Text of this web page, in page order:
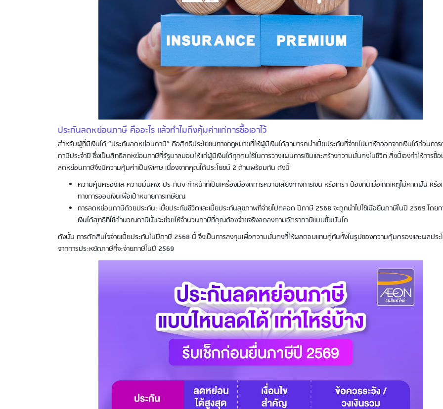
ประกันลดหย่อนภาษี คืออะไร แล้วทำไมถึงคุ้มค่าแก่การซื้อเอาไว้
สำหรับผู้ที่มีเงินได้ “ประกันลดหย่อนภาษี” คือสิทธิประโยชน์ทางกฎหมายที่ให้ผู้มีเงินได้สามารถนำเบี้ยประกันที่จ่ายไปมาหักออกจากเงินได้ก่อนกา
ภาษีประจำปี ซึ่งเป็นสิทธิลดหย่อนภาษีที่รัฐบาลมอบให้แก่ผู้มีเงินได้ทุกคนใช้ในการวางแผนการเงินและสร้างความมั่นคงในชีวิต สิ่งนี้เองทำให้การซื้
ลดหย่อนภาษีจึงมีความคุ้มค่าเป็นพิเศษ เนื่องจากคุณได้ประโยชน์ 2 ด้านพร้อมกัน ดังนี้
ความคุ้มครองและความมั่นคง: ประกันจะทำหน้าที่เป็นเครื่องมือจัดการความเสี่ยงทางการเงิน หรือเกราะป้องกันเมื่อเกิดเหตุไม่คาดฝัน หรือ
ทางการออมเงินเพื่อเป้าหมายการเกษียณ
การลดหย่อนภาษีด้วยประกัน: เบี้ยประกันชีวิตและเบี้ยประกันสุขภาพที่จ่ายไปตลอด ปีภาษี 2568 จะถูกนำไปใช้เมื่อยื่นภาษีในปี 2569 โดย
เงินได้สุทธิที่ใช้คำนวณภาษีนั้นจะช่วยให้จำนวนภาษีที่คุณต้องจ่ายจริงลดลงตามอัตราภาษีแบบขั้นบันได
ดังนั้น การตัดสินใจจ่ายเบี้ยประกันในปีภาษี 2568 นี้ จึงเป็นการลงทุนเพื่อความมั่นคงที่ให้ผลตอบแทนคู่กันทั้งในรูปของความคุ้มครองและผลประ
จากการประหยัดภาษีที่จะจ่ายภาษีในปี 2569